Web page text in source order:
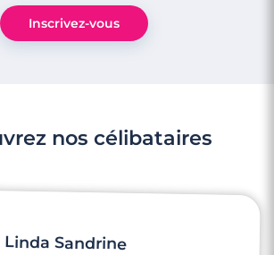
Inscrivez-vous
nos célibataires
Linda Sandrine